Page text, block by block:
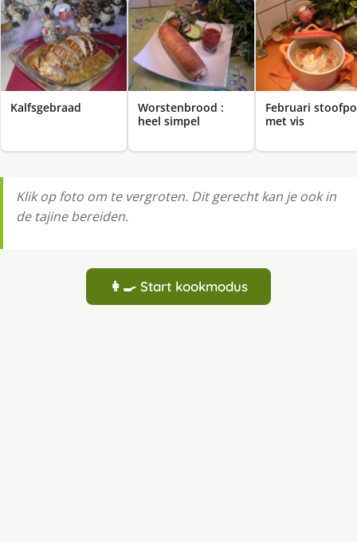
Kalfsgebraad
Worstenbrood :
heel simpel
Februari
met vis
Klik op foto om te vergroten. Dit gerecht kan je ook in
de tajine bereiden.
👩‍🍳 Start kookmodus